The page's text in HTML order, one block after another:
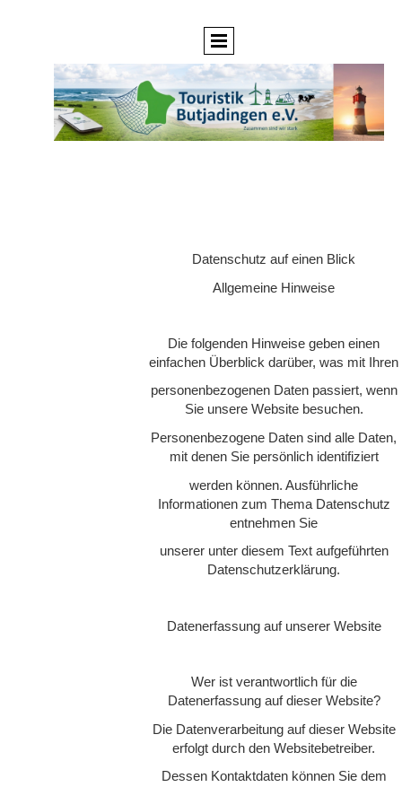
Datenschutz auf einen Blick
Allgemeine Hinweise
Die folgenden Hinweise geben einen
einfachen Überblick darüber, was mit Ihren
personenbezogenen Daten passiert, wenn
Sie unsere Website besuchen.
Personenbezogene Daten sind alle Daten,
mit denen Sie persönlich identifiziert
werden können. Ausführliche
Informationen zum Thema Datenschutz
entnehmen Sie
unserer unter diesem Text aufgeführten
Datenschutzerklärung.
Datenerfassung auf unserer Website
Wer ist verantwortlich für die
Datenerfassung auf dieser Website?
Die Datenverarbeitung auf dieser Website
erfolgt durch den Websitebetreiber.
Dessen Kontaktdaten können Sie dem